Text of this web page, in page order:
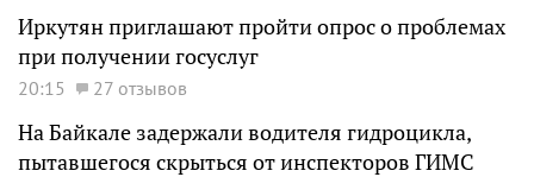
Иркутян приглашают пройти опрос о проблемах
при получении госуслуг
20:15 27 отзывов
На Байкале задержали водителя гидроцикла,
пытавшегося скрыться от инспекторов ГИМС